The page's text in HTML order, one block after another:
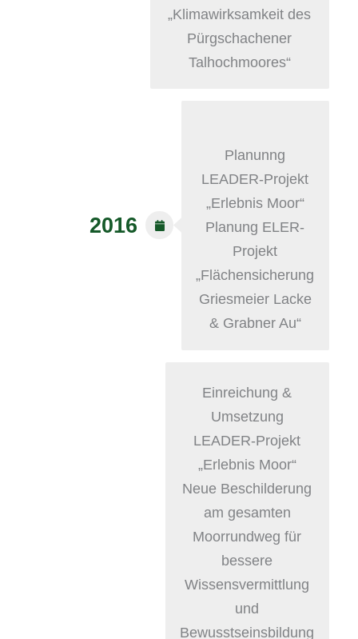
„Klimawirksamkeit des
Pürgschachener
Talhochmoores“
Planunng
LEADER-Projekt
„Erlebnis Moor“
Planung ELER-
Projekt
„Flächensicherung
Griesmeier Lacke
& Grabner Au“
2016
Einreichung &
Umsetzung
LEADER-Projekt
„Erlebnis Moor“
Neue Beschilderung
am gesamten
Moorrundweg für
bessere
Wissensvermittlung
und
Bewusstseinsbildung